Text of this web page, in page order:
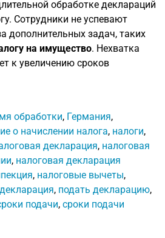
обработке деклараций
Сотрудники не успевают
дополнительных задач, таких
на имущество. Нехватка
к увеличению сроков
обработки, Германия,
о начислении налога, налоги,
декларация, налоговая
, налоговая декларация
, налоговые вычеты,
, подать декларацию,
подачи, сроки подачи